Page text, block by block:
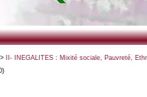
II- INEGALITES : Mixité sociale, Pauvreté,